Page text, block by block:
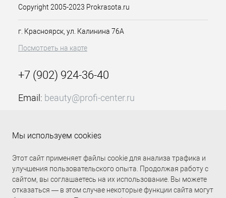
представленная крем-краска Д 6/1
русый сандре 100 мл Констант
глубокого цвета. Краситель позволяет
на 3-4 тона, в зависимости от
исходного цвета, закрасить седину
тон. В зависимости от целей, схема
Особенности продукта:
Предсказуемый результат –
насыщенный стойкий цвет
Не портит здоровые волосы,
содержит большую
Copyright 2005-2023 Prokrasota.ru
г. Красноярск, ул. Калинина 76А
Посмотреть на карте
+7 (902) 924-36-40
Email: beauty@profi-center.ru
Прямая связь Profi Center
Мы используем cookies
Этот сайт применяет файлы cookie для анализа трафика и
улучшения пользовательского опыта. Продолжая работу с
сайтом, вы соглашаетесь на их использование. Вы можете
отказаться — в этом случае некоторые функции сайта могут